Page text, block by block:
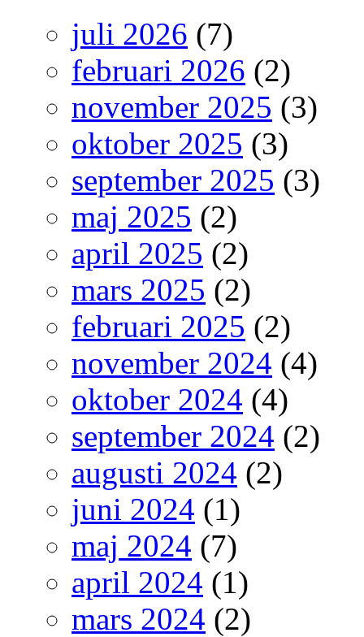
juli 2026 (7)
februari 2026 (2)
november 2025 (3)
oktober 2025 (3)
september 2025 (3)
maj 2025 (2)
april 2025 (2)
mars 2025 (2)
februari 2025 (2)
november 2024 (4)
oktober 2024 (4)
september 2024 (2)
augusti 2024 (2)
juni 2024 (1)
maj 2024 (7)
april 2024 (1)
mars 2024 (2)